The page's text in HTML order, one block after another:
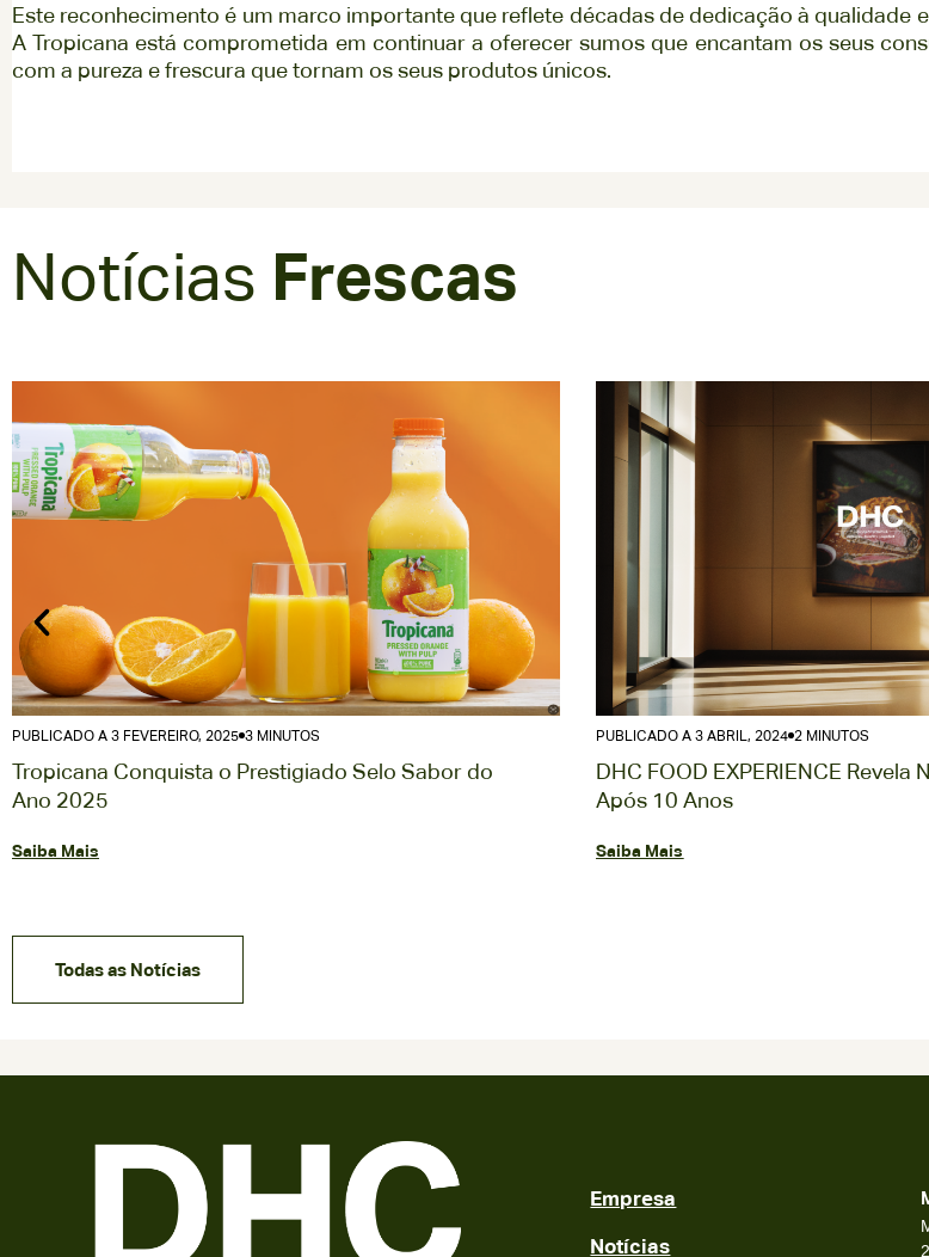
Este reconhecimento é um marco importante que reflete décadas de dedicação à qualidade
A Tropicana está comprometida em continuar a oferecer sumos que encantam os seus
com a pureza e frescura que tornam os seus produtos únicos.
Notícias Frescas
PUBLICADO A 3 ABRIL, 2024 2 MINUTOS
DHC FOOD EXPERIENCE Revela Nova Imagem
Após 10 Anos
Saiba Mais
PUBLICADO A 2 AGOSTO, 2024 3 MINUTOS
DHC FOOD EXPERIENCE
em Portugal
Saiba Mais
Todas as Notícias
Empresa
Notícias